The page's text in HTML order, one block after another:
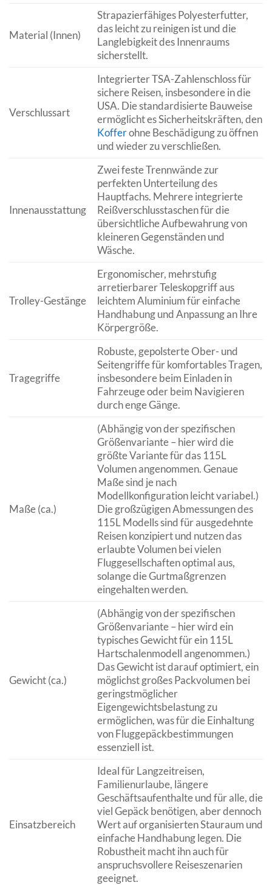
Material (Innen)
Strapazierfähiges Polyesterfutter,
das leicht zu reinigen ist und die
Langlebigkeit des Innenraums
sicherstellt.
Verschlussart
Integrierter TSA-Zahlenschloss für
sichere Reisen, insbesondere in die
USA. Die standardisierte Bauweise
ermöglicht es Sicherheitskräften, den
Kofferohne Beschädigung zu öffnen
und wieder zu verschließen.
Innenausstattung
Zwei feste Trennwände zur
perfekten Unterteilung des
Hauptfachs. Mehrere integrierte
Reißverschlusstaschen für die
übersichtliche Aufbewahrung von
kleineren Gegenständen und
Wäsche.
Trolley-Gestänge
Ergonomischer, mehrstufig
arretierbarer Teleskopgriff aus
leichtem Aluminium für einfache
Handhabung und Anpassung an Ihre
Körpergröße.
Tragegriffe
Robuste, gepolsterte Ober- und
Seitengriffe für komfortables Tragen,
insbesondere beim Einladen in
Fahrzeuge oder beim Navigieren
durch enge Gänge.
Maße (ca.)
(Abhängig von der spezifischen
Größenvariante – hier wird die
größte Variante für das 115L
Volumen angenommen. Genaue
Maße sind je nach
Modellkonfiguration leicht variabel.)
Die großzügigen Abmessungen des
115L Modells sind für ausgedehnte
Reisen konzipiert und nutzen das
erlaubte Volumen bei vielen
Fluggesellschaften optimal aus,
solange die Gurtmaßgrenzen
eingehalten werden.
Gewicht (ca.)
(Abhängig von der spezifischen
Größenvariante – hier wird ein
typisches Gewicht für ein 115L
Hartschalenmodell angenommen.)
Das Gewicht ist darauf optimiert, ein
möglichst großes Packvolumen bei
geringstmöglicher
Eigengewichtsbelastung zu
ermöglichen, was für die Einhaltung
von Fluggepäckbestimmungen
essenziell ist.
Einsatzbereich
Ideal für Langzeitreisen,
Familienurlaube, längere
Geschäftsaufenthalte und für alle, die
viel Gepäck benötigen, aber dennoch
Wert auf organisierten Stauraum und
einfache Handhabung legen. Die
Robustheit macht ihn auch für
anspruchsvollere Reiseszenarien
geeignet.